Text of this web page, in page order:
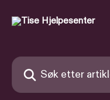
Søk etter artikler ...